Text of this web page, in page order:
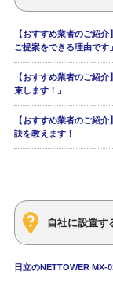
【おすすめ業者のご紹
ご提案をできる理由です」
【おすすめ業者のご紹
束します！」
【おすすめ業者のご紹
訣を教えます！」
自社に設置す
日立のNETTOWER MX-